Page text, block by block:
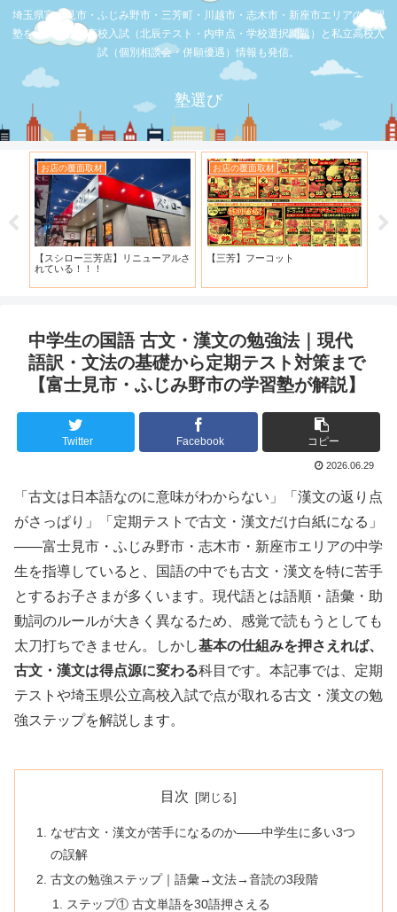
埼玉県富士見市・ふじみ野市・三芳町・川越市・志木市・新座市エリアの学習
塾を比較。公立高校入試（北辰テスト・内申点・学校選択問題）と私立高校入
試（個別相談会・併願優遇）情報も発信。
塾選び
お店の覆面取材
【スシロー三芳店】リニューアルさ
れている！！！
お店の覆面取材
【三芳】フーコット
中学生の国語 古文・漢文の勉強法｜現代
語訳・文法の基礎から定期テスト対策まで
【富士見市・ふじみ野市の学習塾が解説】
Twitter Facebook コピー
2026.06.29
「古文は日本語なのに意味がわからない」「漢文の返り点
がさっぱり」「定期テストで古文・漢文だけ白紙になる」
——富士見市・ふじみ野市・志木市・新座市エリアの中学
生を指導していると、国語の中でも古文・漢文を特に苦手
とするお子さまが多くいます。現代語とは語順・語彙・助
動詞のルールが大きく異なるため、感覚で読もうとしても
太刀打ちできません。しかし基本の仕組みを押さえれば、
古文・漢文は得点源に変わる科目です。本記事では、定期
テストや埼玉県公立高校入試で点が取れる古文・漢文の勉
強ステップを解説します。
目次
なぜ古文・漢文が苦手になるのか——中学生に多い3つ
の誤解
古文の勉強ステップ｜語彙→文法→音読の3段階
ステップ① 古文単語を30語押さえる